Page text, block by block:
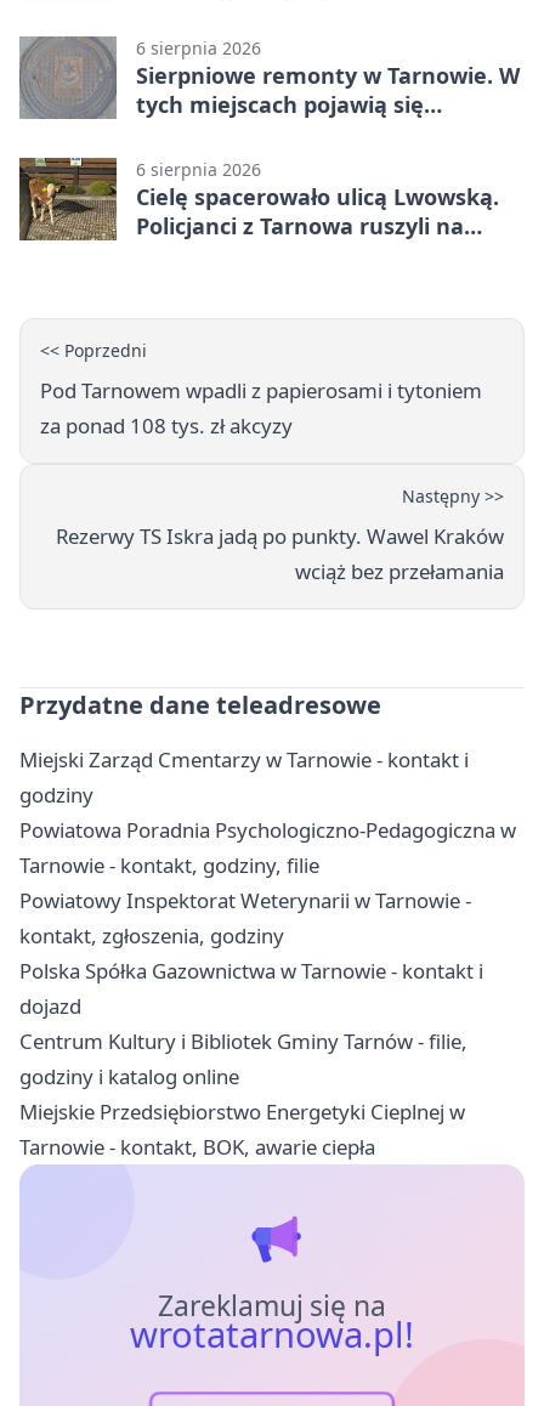
6 sierpnia 2026
Sierpniowe remonty w Tarnowie. W
tych miejscach pojawią się
6 sierpnia 2026
Cielę spacerowało ulicą Lwowską.
Policjanci z Tarnowa ruszyli na
<< Poprzedni
Pod Tarnowem wpadli z papierosami i tytoniem
za ponad 108 tys. zł akcyzy
Następny >>
Rezerwy TS Iskra jadą po punkty. Wawel Kraków
wciąż bez przełamania
Przydatne dane teleadresowe
Miejski Zarząd Cmentarzy w Tarnowie - kontakt i
godziny
Powiatowa Poradnia Psychologiczno-Pedagogiczna w
Tarnowie - kontakt, godziny, filie
Powiatowy Inspektorat Weterynarii w Tarnowie -
kontakt, zgłoszenia, godziny
Polska Spółka Gazownictwa w Tarnowie - kontakt i
dojazd
Centrum Kultury i Bibliotek Gminy Tarnów - filie,
godziny i katalog online
Miejskie Przedsiębiorstwo Energetyki Cieplnej w
Tarnowie - kontakt, BOK, awarie ciepła
Zareklamuj się na
wrotatarnowa.pl!